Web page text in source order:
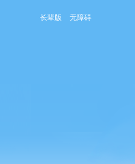
长辈版 无障碍